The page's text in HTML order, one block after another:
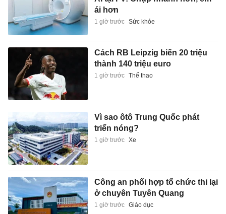
ái hơn
1 giờ trước Sức khỏe
Cách RB Leipzig biến 20 triệu
thành 140 triệu euro
1 giờ trước Thể thao
Vì sao ôtô Trung Quốc phát
triển nóng?
1 giờ trước Xe
Công an phối hợp tổ chức thi lại
ở chuyên Tuyên Quang
1 giờ trước Giáo dục